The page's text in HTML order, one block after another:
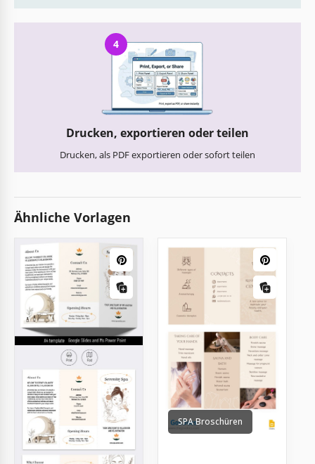
4
Drucken, exportieren oder teilen
Drucken, als PDF exportieren oder sofort teilen
Ähnliche Vorlagen
SPA Broschüren